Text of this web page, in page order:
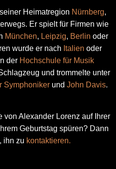
Heimatregion Nürnberg,
Er spielt für Firmen wie
München, Leipzig, Berlin oder
wurde er nach Italien oder
der Hochschule für Musik
und trommelte unter
Symphonikerund John Davis.
Alexander Lorenz auf Ihrer
Geburtstag spüren? Dann
ihn zu kontaktieren.